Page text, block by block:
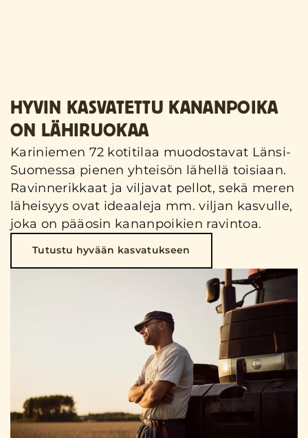
HYVIN KASVATETTU KANANPOIKA
ON LÄHIRUOKAA
Kariniemen 72 kotitilaa muodostavat Länsi-
Suomessa pienen yhteisön lähellä toisiaan.
Ravinnerikkaat ja viljavat pellot, sekä meren
läheisyys ovat ideaaleja mm. viljan kasvulle,
joka on pääosin kananpoikien ravintoa.
Tutustu hyvään kasvatukseen